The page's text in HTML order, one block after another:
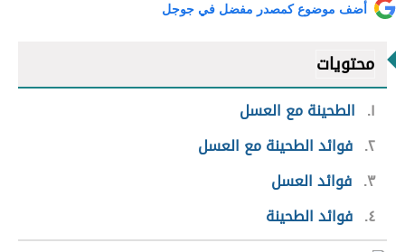
أضف موضوع كمصدر مفضل في جوجل
محتويات
١
الطحينة مع العسل
٢ فوائد الطحينة مع العسل
٣ فوائد العسل
٤ فوائد الطحينة